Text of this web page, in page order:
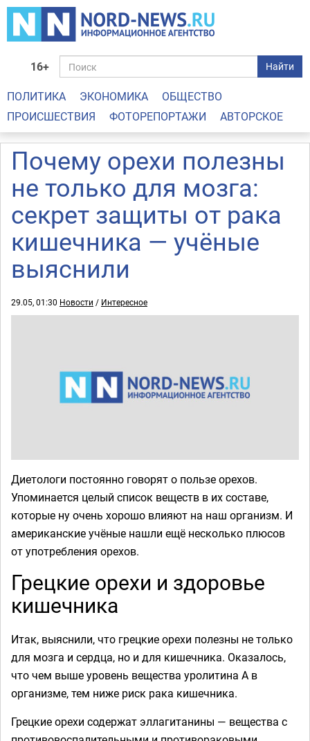
16+ Найти
ПОЛИТИКА ЭКОНОМИКА
ОБЩЕСТВО
ПРОИСШЕСТВИЯ
ФОТОРЕПОРТАЖИ АВТОРСКОЕ
Почему орехи полезны
не только для мозга:
секрет защиты от рака
кишечника — учёные
выяснили
29.05, 01:30 Новости / Интересное
Диетологи постоянно говорят о пользе орехов.
Упоминается целый список веществ в их составе,
которые ну очень хорошо влияют на наш организм. И
американские учёные нашли ещё несколько плюсов
от употребления орехов.
Грецкие орехи и здоровье
кишечника
Итак, выяснили, что грецкие орехи полезны не только
для мозга и сердца, но и для кишечника. Оказалось,
что чем выше уровень вещества уролитина А в
организме, тем ниже риск рака кишечника.
Грецкие орехи содержат эллагитанины — вещества с